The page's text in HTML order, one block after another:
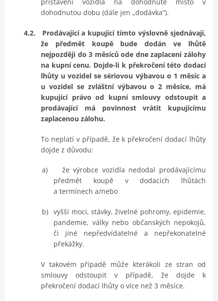
dohodnutou dobu (dále jen „dodávka“).
4.2.
Prodávající a kupující tímto výslovně sjednávají,
že předmět koupě bude dodán ve lhůtě
nejpozději do 3 měsíců ode dne zaplacení zálohy
na kupní cenu. Dojde-li k překročení této dodací
lhůty u vozidel se sériovou výbavou o 1 měsíc a
u vozidel se zvláštní výbavou o 2 měsíce, má
kupující právo od kupní smlouvy odstoupit a
prodávající má povinnost vrátit kupujícímu
zaplacenou zálohu.
To neplatí v případě, že k překročení dodací lhůty
dojde z důvodu:
a)
že výrobce vozidla nedodal prodávajícímu
předmět koupě v dodacích lhůtách
a termínech a/nebo
b) vyšší moci, stávky, živelné pohromy, epidemie,
pandemie, války nebo občanských nepokojů,
či jiné nepředvídatelné a nepřekonatelné
překážky.
V takovém případě může kterákoli ze stran od
smlouvy odstoupit v případě, že dojde k
překročení dodací lhůty o více než 3 měsíce.